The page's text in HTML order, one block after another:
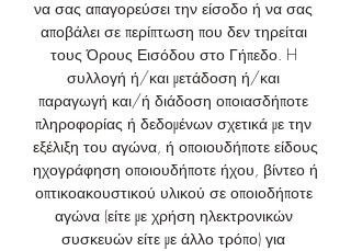
να σας απαγορεύσει την είσοδο ή να σας
αποβάλει σε περίπτωση που δεν τηρείται
τους Όρους Εισόδου στο Γήπεδο. H
συλλογή ή/και μετάδοση ή/και
παραγωγή και/ή διάδοση οποιασδήποτε
πληροφορίας ή δεδομένων σχετικά με την
εξέλιξη του αγώνα, ή οποιουδήποτε είδους
ηχογράφηση οποιουδήποτε ήχου, βίντεο ή
οπτικοακουστικού υλικού σε οποιοδήποτε
αγώνα (είτε με χρήση ηλεκτρονικών
συσκευών είτε με άλλο τρόπο) για